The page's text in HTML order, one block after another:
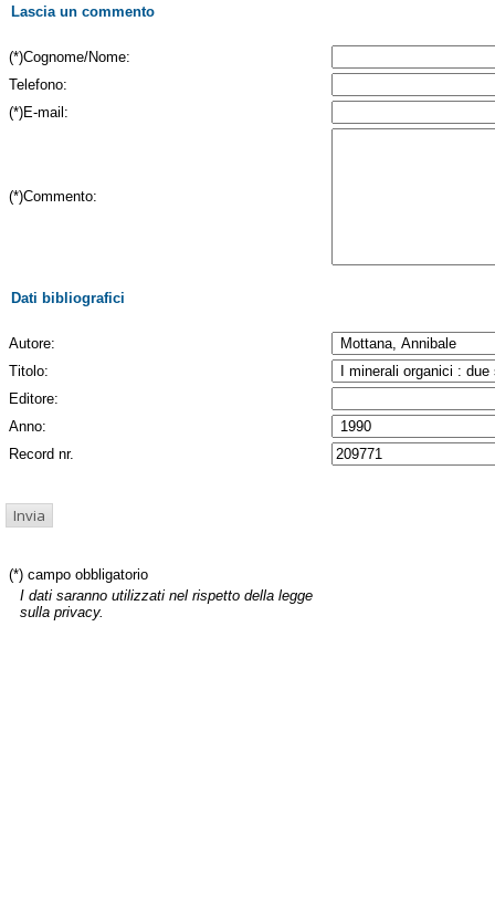
Lascia un commento
(*)Cognome/Nome:
Telefono:
(*)E-mail:
(*)Commento:
Dati bibliografici
Autore:
Titolo:
Editore:
Anno:
Record nr.
(*) campo obbligatorio
I dati saranno utilizzati nel rispetto della legge
sulla privacy.